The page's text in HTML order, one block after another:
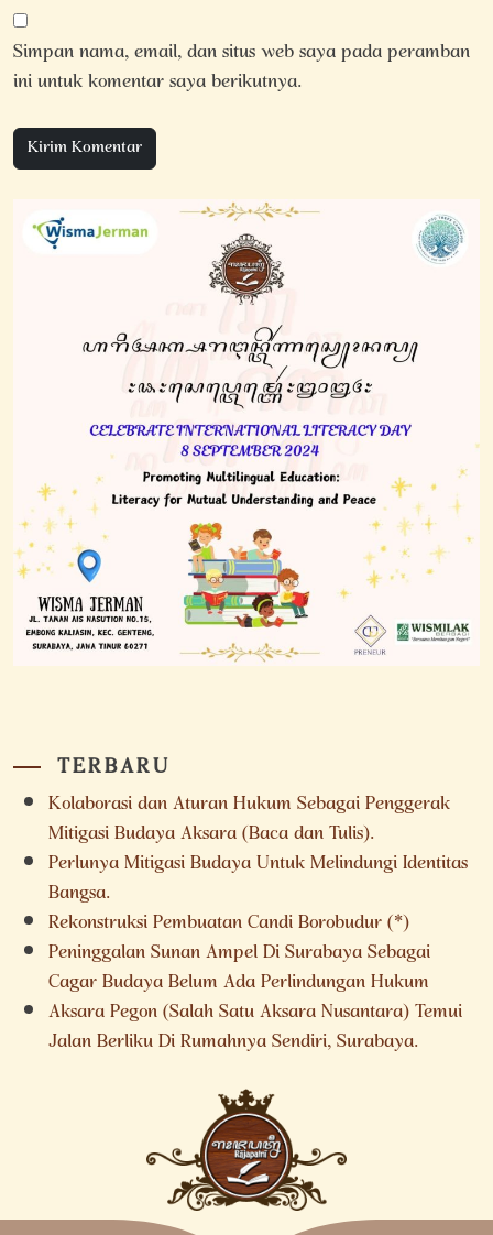
Simpan nama, email, dan situs web saya pada peramban
ini untuk komentar saya berikutnya.
TERBARU
Kolaborasi dan Aturan Hukum Sebagai Penggerak
Mitigasi Budaya Aksara (Baca dan Tulis).
Perlunya Mitigasi Budaya Untuk Melindungi Identitas
Bangsa.
Rekonstruksi Pembuatan Candi Borobudur (*)
Peninggalan Sunan Ampel Di Surabaya Sebagai
Cagar Budaya Belum Ada Perlindungan Hukum
Aksara Pegon (Salah Satu Aksara Nusantara) Temui
Jalan Berliku Di Rumahnya Sendiri, Surabaya.